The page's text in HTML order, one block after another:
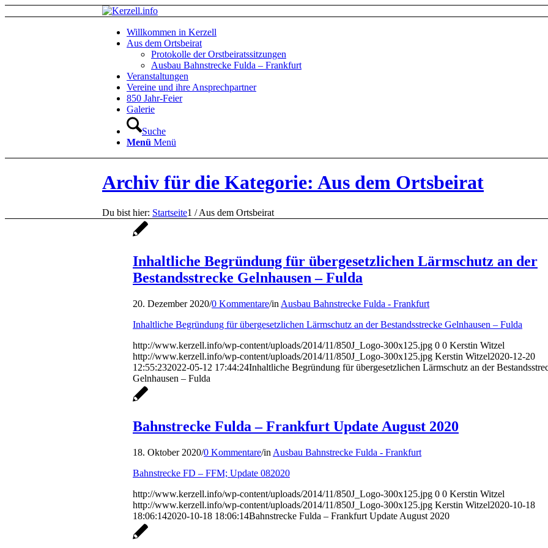
Willkommen in Kerzell
Aus dem Ortsbeirat
Protokolle der Orstbeiratssitzungen
Ausbau Bahnstrecke Fulda – Frankfurt
Veranstaltungen
Vereine und ihre Ansprechpartner
850 Jahr-Feier
Galerie
Suche
Menü Menü
Archiv für die Kategorie: Aus dem Ortsbeirat
Du bist hier: Startseite1 / Aus dem Ortsbeirat
Inhaltliche Begründung für übergesetzlichen Lärmschutz an der
Bestandsstrecke Gelnhausen – Fulda
20. Dezember 2020/0 Kommentare/in Ausbau Bahnstrecke Fulda - Frankfurt
Inhaltliche Begründung für übergesetzlichen Lärmschutz an der Bestandsstrecke Gelnhausen – Fulda
http://www.kerzell.info/wp-content/uploads/2014/11/850J_Logo-300x125.jpg 0 0 Kerstin Witzel
http://www.kerzell.info/wp-content/uploads/2014/11/850J_Logo-300x125.jpg Kerstin Witzel2020-12-20
12:55:232022-05-12 17:44:24Inhaltliche Begründung für übergesetzlichen Lärmschutz an der
Gelnhausen – Fulda
Bahnstrecke Fulda – Frankfurt Update August 2020
18. Oktober 2020/0 Kommentare/in Ausbau Bahnstrecke Fulda - Frankfurt
Bahnstrecke FD – FFM; Update 082020
http://www.kerzell.info/wp-content/uploads/2014/11/850J_Logo-300x125.jpg 0 0 Kerstin Witzel
http://www.kerzell.info/wp-content/uploads/2014/11/850J_Logo-300x125.jpg Kerstin Witzel2020-10-18
18:06:142020-10-18 18:06:14Bahnstrecke Fulda – Frankfurt Update August 2020